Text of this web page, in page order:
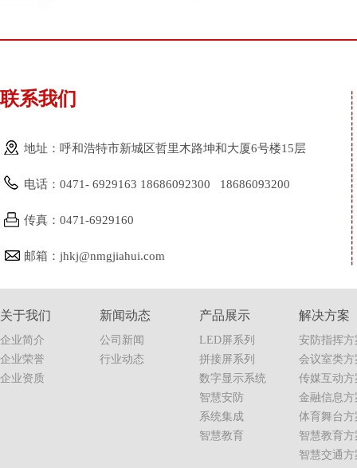
联系我们
地址：呼和浩特市新城区哲里木路坤和大厦6号楼15层
电话：0471- 6929163 18686092300 18686093200
传真：0471-6929160
邮箱：jhkj@nmgjiahui.com
关于我们
企业简介
企业荣誉
企业资质
新闻动态
公司新闻
行业动态
产品展示
LED屏系列
拼接屏系列
数字显示系统
智慧安防
系统集成
智慧教育
解决方案
安防指挥方
会议室类方
传媒互动方
金融信息方
体育舞台方
智慧教育方
智慧交通方